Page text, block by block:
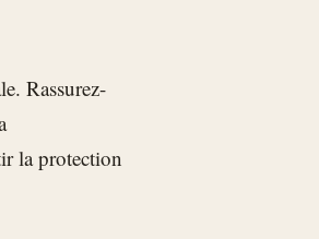
Rassurez-
la protection